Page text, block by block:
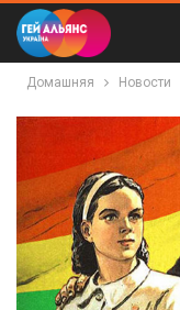
Домашняя Новости